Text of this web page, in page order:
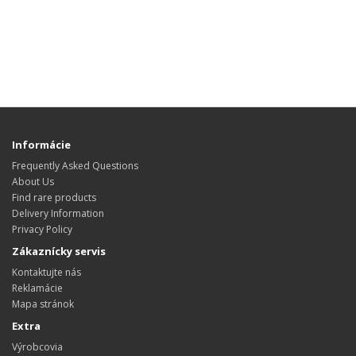
Informácie
Frequently Asked Questions
About Us
Find rare products
Delivery Information
Privacy Policy
Zákaznícky servis
Kontaktujte nás
Reklamácie
Mapa stránok
Extra
Výrobcovia